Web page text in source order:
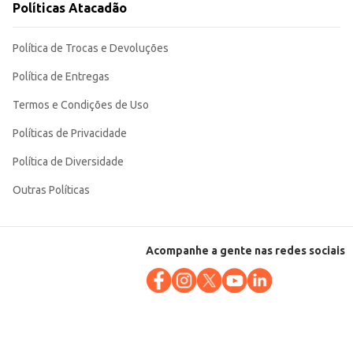
Políticas Atacadão
Política de Trocas e Devoluções
Política de Entregas
Termos e Condições de Uso
Políticas de Privacidade
Política de Diversidade
Outras Políticas
Acompanhe a gente nas redes sociais